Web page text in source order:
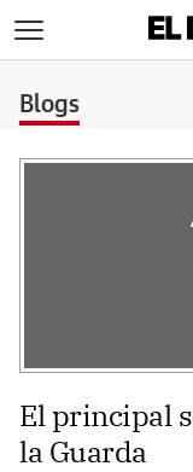
Blogs
El principal
la Guarda